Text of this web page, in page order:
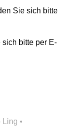
Sie sich bitte
bitte per E-
•